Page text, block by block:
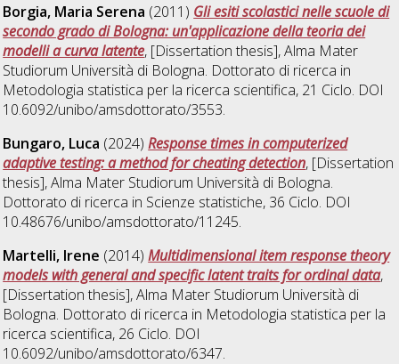
Borgia, Maria Serena (2011) Gli esiti scolastici nelle scuole di
secondo grado di Bologna: un'applicazione della teoria dei
modelli a curva latente, [Dissertation thesis], Alma Mater
Studiorum Università di Bologna. Dottorato di ricerca in
Metodologia statistica per la ricerca scientifica, 21 Ciclo. DOI
10.6092/unibo/amsdottorato/3553.
Bungaro, Luca (2024)Response times in computerized
adaptive testing: a method for cheating detection, [Dissertation
thesis], Alma Mater Studiorum Università di Bologna.
Dottorato di ricerca in Scienze statistiche, 36 Ciclo. DOI
10.48676/unibo/amsdottorato/11245.
Martelli, Irene (2014)Multidimensional item response theory
models with general and specific latent traits for ordinal data,
[Dissertation thesis], Alma Mater Studiorum Università di
Bologna. Dottorato di ricerca in Metodologia statistica per la
ricerca scientifica, 26 Ciclo. DOI
10.6092/unibo/amsdottorato/6347.